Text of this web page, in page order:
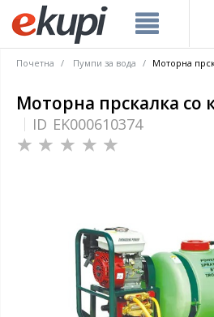
Почетна Пумпи за вода Моторна
Моторна прскалка со
ID EK000610374